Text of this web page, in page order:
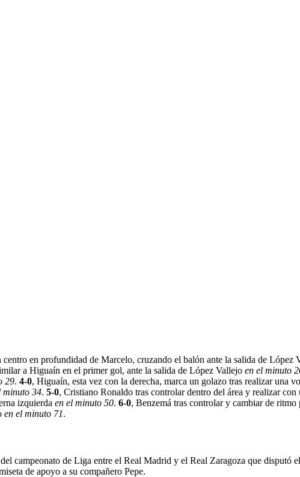
en profundidad de Marcelo, cruzando el balón ante la salida de López
a Higuaín en el primer gol, ante la salida de López Vallejo en el minuto
29. 4-0, Higuaín, esta vez con la derecha, marca un golazo tras realizar una
minuto 34. 5-0, Cristiano Ronaldo tras controlar dentro del área y realizar
izquierda en el minuto 50. 6-0, Benzemá tras controlar y cambiar de ritmo
en el minuto 71.
campeonato de Liga entre el Real Madrid y el Real Zaragoza que disputó
de apoyo a su compañero Pepe.